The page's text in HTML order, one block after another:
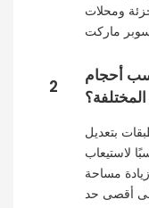
ومحلات
2
أحجام
بتعديل
لاستيعاب
مساحة